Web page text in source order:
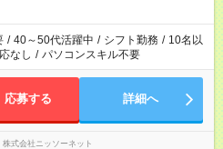
/ 40～50代活躍中 / シフト勤務 / 10名以
なし / パソコンスキル不要
応募する 詳細へ
株式会社ニッソーネット